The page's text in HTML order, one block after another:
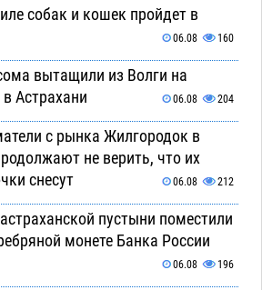
собак и кошек пройдет в
06.08 160
вытащили из Волги на
Астрахани
06.08 204
с рынка Жилгородок в
не верить, что их
снесут
06.08 212
пустыни поместили
монете Банка России
06.08 196